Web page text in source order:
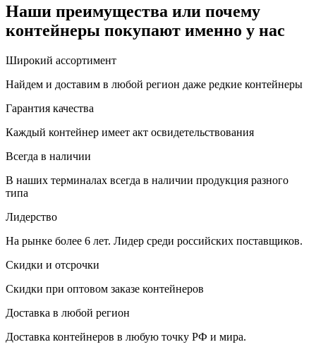
Наши преимущества или почему
контейнеры покупают именно у нас
Широкий ассортимент
Найдем и доставим в любой регион даже редкие контейнеры
Гарантия качества
Каждый контейнер имеет акт освидетельствования
Всегда в наличии
В наших терминалах всегда в наличии продукция разного
типа
Лидерство
На рынке более 6 лет. Лидер среди российских поставщиков.
Скидки и отсрочки
Скидки при оптовом заказе контейнеров
Доставка в любой регион
Доставка контейнеров в любую точку РФ и мира.